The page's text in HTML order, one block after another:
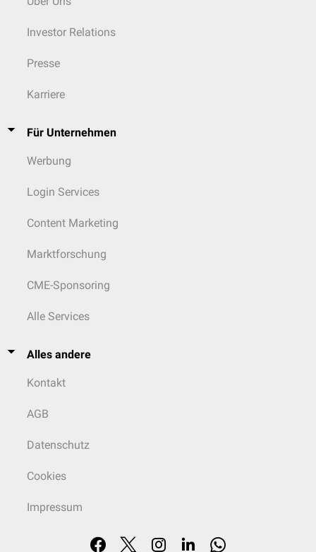
Investor Relations
Presse
Karriere
Für Unternehmen
Werbung
Login Services
Content Marketing
Marktforschung
CME-Sponsoring
Alle Services
Alles andere
Kontakt
AGB
Datenschutz
Cookies
Impressum